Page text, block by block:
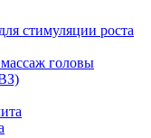
стимуляции роста
головы